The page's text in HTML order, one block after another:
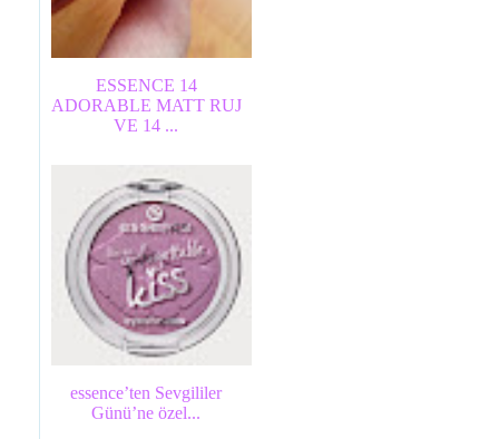
ESSENCE 14
ADORABLE MATT RUJ
VE 14 ...
essence’ten Sevgililer
Günü’ne özel...